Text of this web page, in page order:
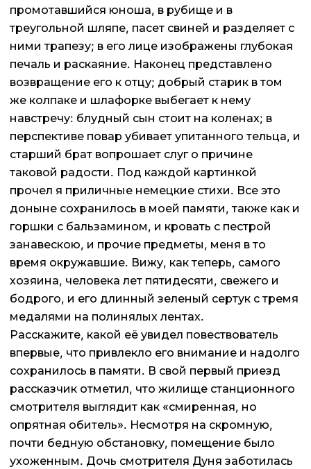
промотавшийся юноша, в рубище и в
треугольной шляпе, пасет свиней и разделяет с
ними трапезу; в его лице изображены глубокая
печаль и раскаяние. Наконец представлено
возвращение его к отцу; добрый старик в том
же колпаке и шлафорке выбегает к нему
навстречу: блудный сын стоит на коленах; в
перспективе повар убивает упитанного тельца, и
старший брат вопрошает слуг о причине
таковой радости. Под каждой картинкой
прочел я приличные немецкие стихи. Все это
доныне сохранилось в моей памяти, также как и
горшки с бальзамином, и кровать с пестрой
занавескою, и прочие предметы, меня в то
время окружавшие. Вижу, как теперь, самого
хозяина, человека лет пятидесяти, свежего и
бодрого, и его длинный зеленый сертук с тремя
медалями на полинялых лентах.
Расскажите, какой её увидел повествователь
впервые, что привлекло его внимание и надолго
сохранилось в памяти. В свой первый приезд
рассказчик отметил, что жилище станционного
смотрителя выглядит как «смиренная, но
опрятная обитель». Несмотря на скромную,
почти бедную обстановку, помещение было
ухоженным. Дочь смотрителя Дуня заботилась